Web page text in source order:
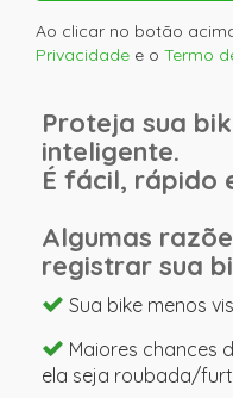
Ao clicar no botão
Privacidade e o Termo
Proteja sua
inteligente.
É fácil, rápido
Algumas
registrar sua
Sua bike menos
Maiores chances
ela seja roubada/